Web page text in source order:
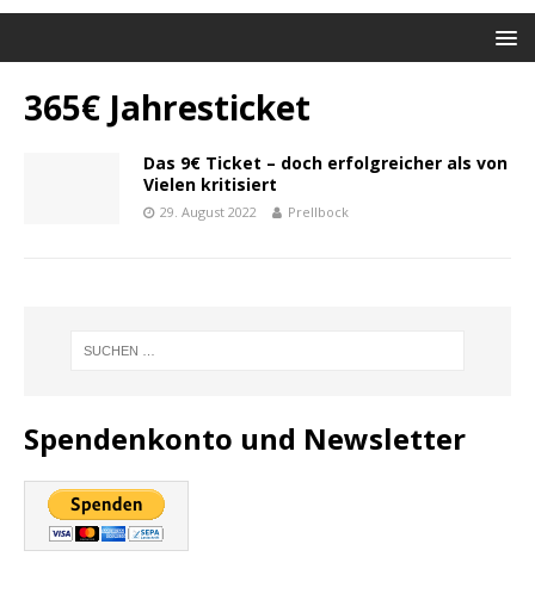
365€ Jahresticket
Das 9€ Ticket – doch erfolgreicher als von
Vielen kritisiert
29. August 2022 Prellbock
Spendenkonto und Newsletter